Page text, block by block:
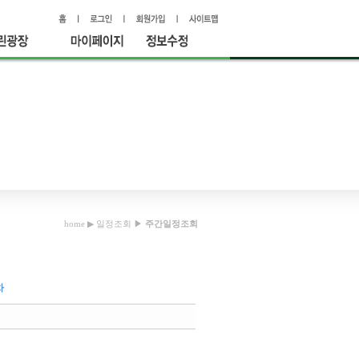
로그인 회원가입 사이트맵
광장
마이페이
정보수정
home ▶ 일정조회 ▶ 주간일정조회